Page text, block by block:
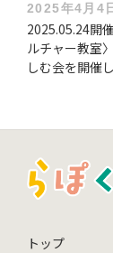
2025年4月4
2025.05.24開
ルチャー教室
しむ会を開催
トップ